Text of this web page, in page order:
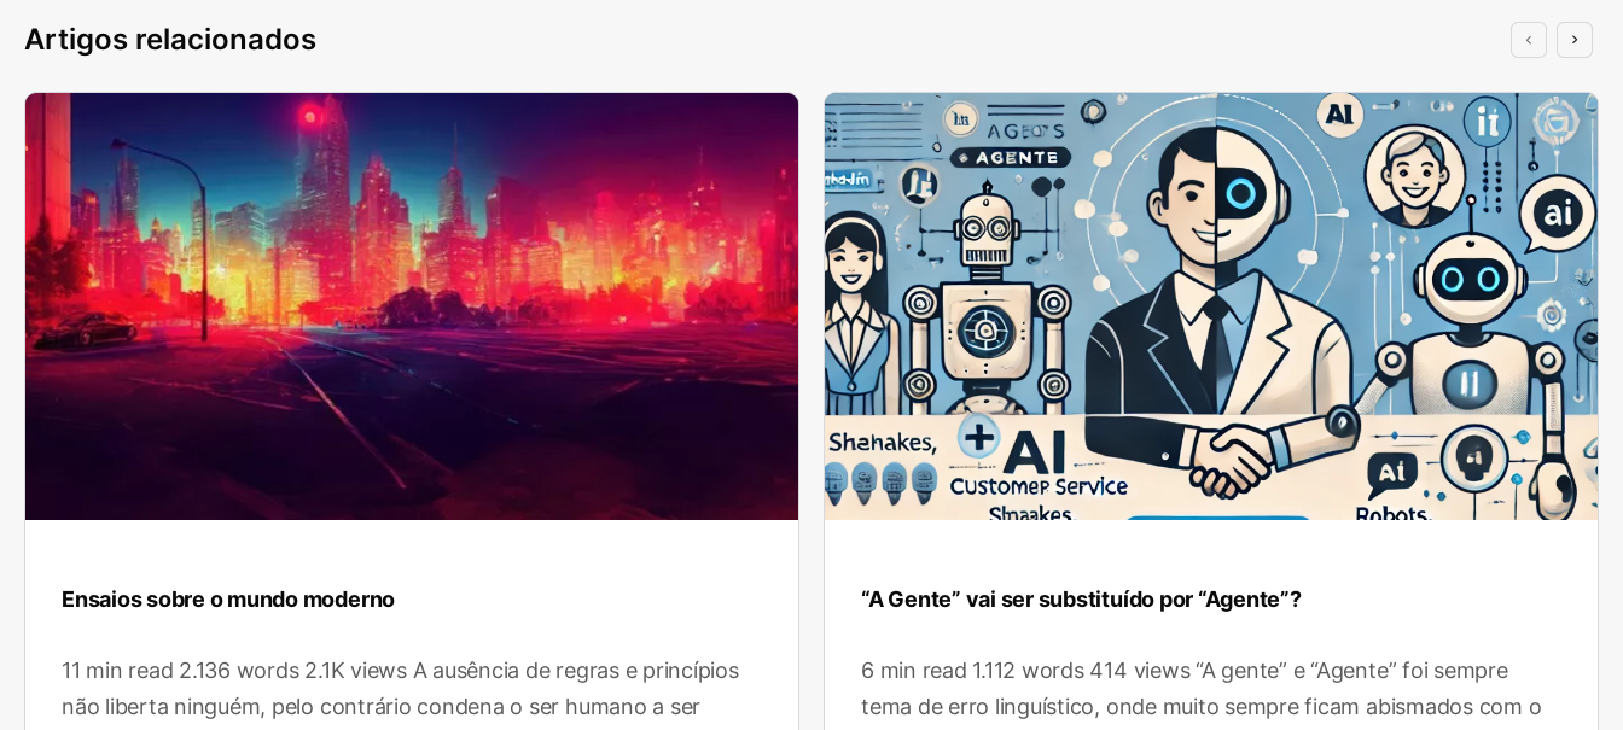
Artigos relacionados
Ensaios sobre o mundo moderno
11 min read 2.136 words 2.1K views A ausência de regras e princípios
não liberta ninguém, pelo contrário condena o ser humano a ser
“A Gente” vai ser substituído por “Agente”?
6 min read 1.112 words 414 views “A gente” e “Agente” foi sempre
tema de erro linguístico, onde muito sempre ficam abismados com o